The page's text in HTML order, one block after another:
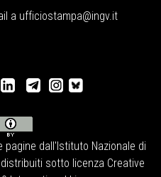
a ufficiostampa@ingv.it
pagine dall'Istituto Nazionale di
sotto licenza Creative